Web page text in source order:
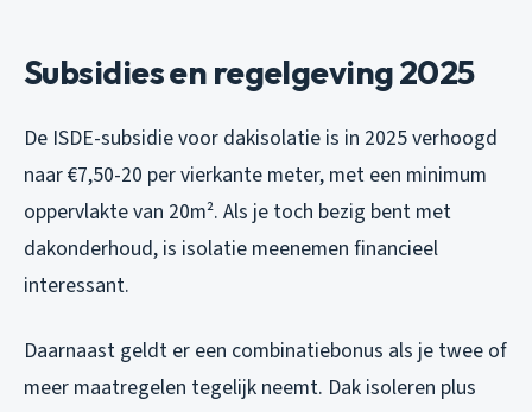
Subsidies en regelgeving 2025
De ISDE-subsidie voor dakisolatie is in 2025 verhoogd
naar €7,50-20 per vierkante meter, met een minimum
oppervlakte van 20m². Als je toch bezig bent met
dakonderhoud, is isolatie meenemen financieel
interessant.
Daarnaast geldt er een combinatiebonus als je twee of
meer maatregelen tegelijk neemt. Dak isoleren plus